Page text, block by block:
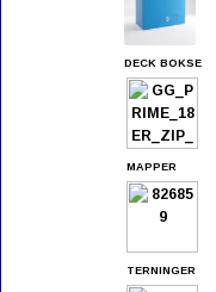
DECK BOKSE
MAPPER
TERNINGER
Choose Variant
Reverse-Holo kort